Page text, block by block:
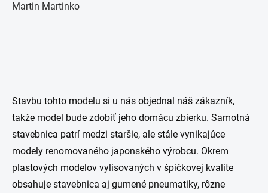
Martin Martinko
Stavbu tohto modelu si u nás objednal náš zákazník,
takže model bude zdobiť jeho domácu zbierku. Samotná
stavebnica patrí medzi staršie, ale stále vynikajúce
modely renomovaného japonského výrobcu. Okrem
plastových modelov vylisovaných v špičkovej kvalite
obsahuje stavebnica aj gumené pneumatiky, rôzne